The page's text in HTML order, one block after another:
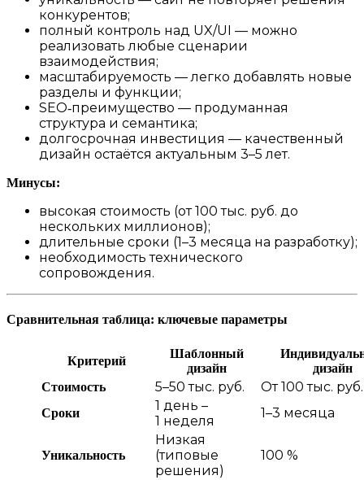
конкурентов;
полный контроль над UX/UI — можно
реализовать любые сценарии
взаимодействия;
масштабируемость — легко добавлять новые
разделы и функции;
SEO‑преимущество — продуманная
структура и семантика;
долгосрочная инвестиция — качественный
дизайн остаётся актуальным 3–5 лет.
Минусы:
высокая стоимость (от 100 тыс. руб. до
нескольких миллионов);
длительные сроки (1–3 месяца на разработку);
необходимость технического
сопровождения.
Сравнительная таблица: ключевые параметры
Критерий
Шаблонный
дизайн
дизайн
Стоимость
5–50 тыс. руб. От 100 тыс. руб.
Сроки
1 день –
1 неделя
1–3 месяца
Уникальность
Низкая
(типовые
решения)
100 %